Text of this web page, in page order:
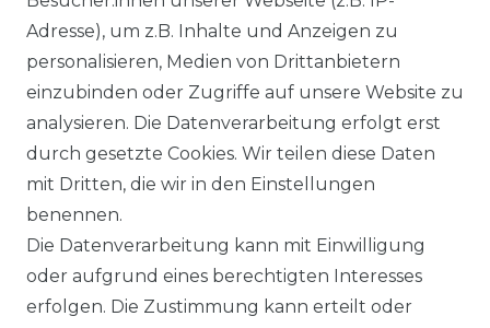
KLIMA- UND UMWELTSCHUTZ
LEXIKON
UNTERNEHMEN
ÜBER UNS
HERSTELLER
Adresse), um z.B. Inhalte und Anzeigen zu
personalisieren, Medien von Drittanbietern
einzubinden oder Zugriffe auf unsere Website zu
analysieren. Die Datenverarbeitung erfolgt erst
durch gesetzte Cookies. Wir teilen diese Daten
mit Dritten, die wir in den Einstellungen
benennen.
Die Datenverarbeitung kann mit Einwilligung
oder aufgrund eines berechtigten Interesses
erfolgen. Die Zustimmung kann erteilt oder